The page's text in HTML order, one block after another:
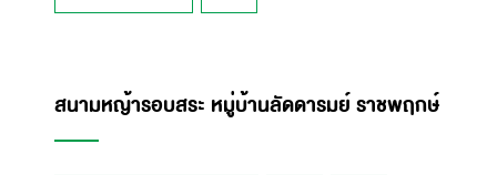
สนามหญ้ารอบสระ หมู่บ้านลัดดารมย์ ราชพฤกษ์